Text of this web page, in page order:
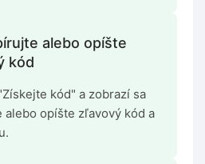
alebo opíšte
kód
kód" a zobrazí sa
alebo opíšte zľavový kód a